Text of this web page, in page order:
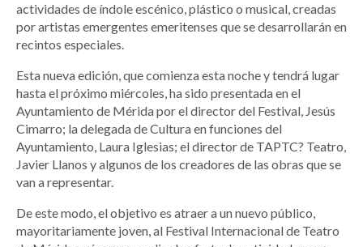
actividades de índole escénico, plástico o musical, creadas
por artistas emergentes emeritenses que se desarrollarán en
recintos especiales.
Esta nueva edición, que comienza esta noche y tendrá lugar
hasta el próximo miércoles, ha sido presentada en el
Ayuntamiento de Mérida por el director del Festival, Jesús
Cimarro; la delegada de Cultura en funciones del
Ayuntamiento, Laura Iglesias; el director de TAPTC? Teatro,
Javier Llanos y algunos de los creadores de las obras que se
van a representar.
De este modo, el objetivo es atraer a un nuevo público,
mayoritariamente joven, al Festival Internacional de Teatro